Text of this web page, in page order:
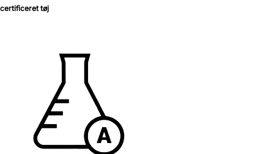
certificeret tøj